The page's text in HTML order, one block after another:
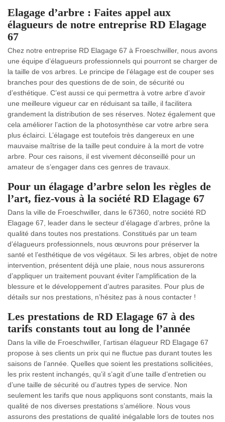
Elagage d’arbre : Faites appel aux
élagueurs de notre entreprise RD Elagage
67
Chez notre entreprise RD Elagage 67 à Froeschwiller, nous avons
une équipe d’élagueurs professionnels qui pourront se charger de
la taille de vos arbres. Le principe de l’élagage est de couper ses
branches pour des questions de de soin, de sécurité ou
d’esthétique. C’est aussi ce qui permettra à votre arbre d’avoir
une meilleure vigueur car en réduisant sa taille, il facilitera
grandement la distribution de ses réserves. Notez également que
cela améliorer l’action de la photosynthèse car votre arbre sera
plus éclairci. L’élagage est toutefois très dangereux en une
mauvaise maîtrise de la taille peut conduire à la mort de votre
arbre. Pour ces raisons, il est vivement déconseillé pour un
amateur de s’engager dans ces genres de travaux.
Pour un élagage d’arbre selon les règles de
l’art, fiez-vous à la société RD Elagage 67
Dans la ville de Froeschwiller, dans le 67360, notre société RD
Elagage 67, leader dans le secteur d’élagage d’arbres, prône la
qualité dans toutes nos prestations. Constitués par un team
d’élagueurs professionnels, nous œuvrons pour préserver la
santé et l’esthétique de vos végétaux. Si les arbres, objet de notre
intervention, présentent déjà une plaie, nous nous assurerons
d’appliquer un traitement pouvant éviter l’amplification de la
blessure et le développement d’autres parasites. Pour plus de
détails sur nos prestations, n’hésitez pas à nous contacter !
Les prestations de RD Elagage 67 à des
tarifs constants tout au long de l’année
Dans la ville de Froeschwiller, l’artisan élagueur RD Elagage 67
propose à ses clients un prix qui ne fluctue pas durant toutes les
saisons de l’année. Quelles que soient les prestations sollicitées,
les prix restent inchangés, qu’il s’agit d’une taille d’entretien ou
d’une taille de sécurité ou d’autres types de service. Non
seulement les tarifs que nous appliquons sont constants, mais la
qualité de nos diverses prestations s’améliore. Nous vous
assurons des prestations de qualité inégalable lors de toutes nos